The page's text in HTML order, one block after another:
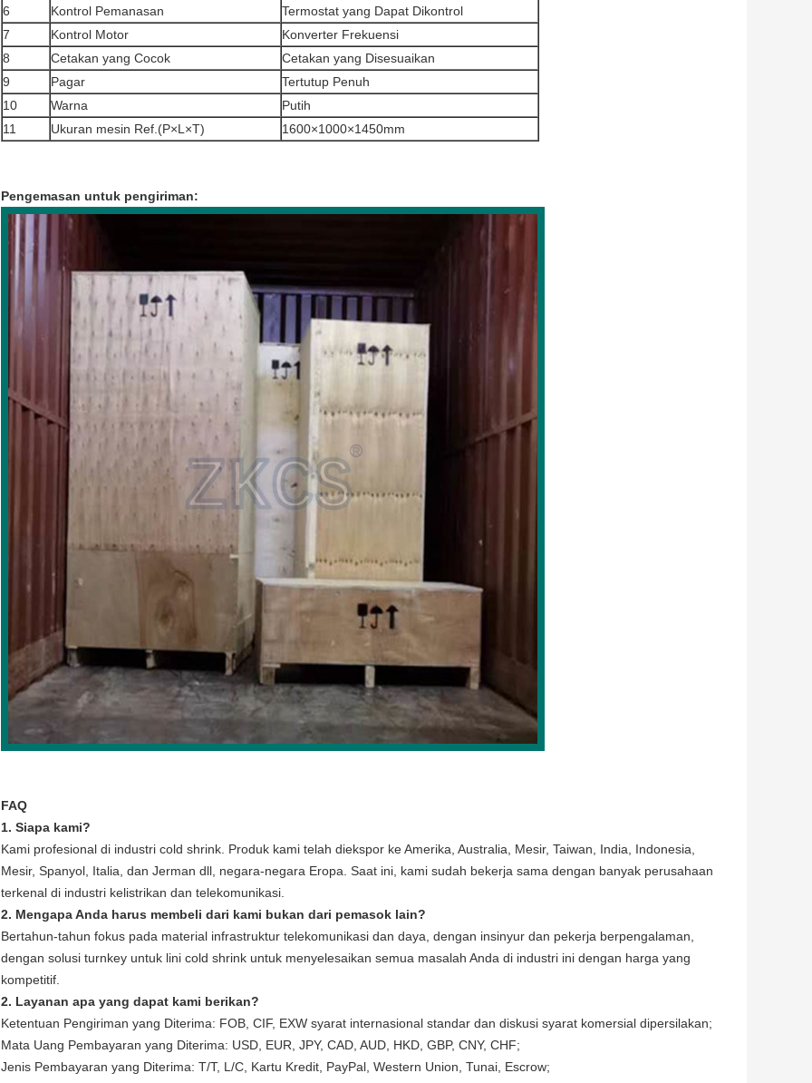
6
Kontrol Pemanasan
Termostat yang Dapat Dikontrol
7
Kontrol Motor
Konverter Frekuensi
8
Cetakan yang Cocok
Cetakan yang Disesuaikan
9
Pagar
Tertutup Penuh
10
Warna
Putih
11
Ukuran mesin Ref.(P×L×T) 1600×1000×1450mm
Pengemasan untuk pengiriman:
FAQ
1. Siapa kami?
Kami profesional di industri cold shrink. Produk kami telah diekspor ke Amerika, Australia, Mesir, Taiwan, India, Indonesia,
Mesir, Spanyol, Italia, dan Jerman dll, negara-negara Eropa. Saat ini, kami sudah bekerja sama dengan banyak perusahaan
terkenal di industri kelistrikan dan telekomunikasi.
2. Mengapa Anda harus membeli dari kami bukan dari pemasok lain?
Bertahun-tahun fokus pada material infrastruktur telekomunikasi dan daya, dengan insinyur dan pekerja berpengalaman,
dengan solusi turnkey untuk lini cold shrink untuk menyelesaikan semua masalah Anda di industri ini dengan harga yang
kompetitif.
2. Layanan apa yang dapat kami berikan?
Ketentuan Pengiriman yang Diterima: FOB, CIF, EXW syarat internasional standar dan diskusi syarat komersial dipersilakan;
Mata Uang Pembayaran yang Diterima: USD, EUR, JPY, CAD, AUD, HKD, GBP, CNY, CHF;
Jenis Pembayaran yang Diterima: T/T, L/C, Kartu Kredit, PayPal, Western Union, Tunai, Escrow;